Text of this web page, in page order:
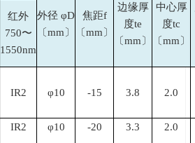
外径 φD
〔mm〕
焦距f
〔mm〕
边缘厚
度te
〔mm〕
中心厚
度tc
〔mm〕
红外
750〜
1550nm
IR2 φ10 -15 3.8 2.0
IR2 φ10 -20 3.3 2.0